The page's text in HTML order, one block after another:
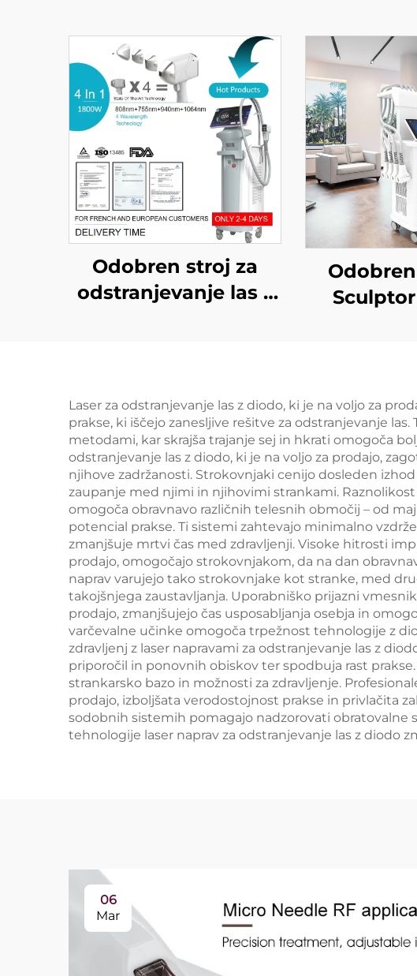
Odobren stroj za
odstranjevanje las z
W, 3000 W, 4 v 1 z
zamenljivimi
glavami, valovne
dolžine 755 nm, 808
nm, 940 nm, 1064
nm
1060
Laser za odstranjevanje las z diodo, ki je na voljo za
prakse, ki iščejo zanesljive rešitve za odstranjevanje
metodami, kar skrajša trajanje sej in hkrati omogoča
odstranjevanje las z diodo, ki je na voljo za prodajo,
njihove zadržanosti. Strokovnjaki cenijo dosleden
zaupanje med njimi in njihovimi strankami.
omogoča obravnavo različnih telesnih območij – od
potencial prakse. Ti sistemi zahtevajo minimalno
zmanjšuje mrtvi čas med zdravljenji. Visoke hitrosti
prodajo, omogočajo strokovnjakom, da na dan
naprav varujejo tako strokovnjake kot stranke, med
takojšnjega zaustavljanja. Uporabniško prijazni
prodajo, zmanjšujejo čas usposabljanja osebja in
varčevalne učinke omogoča trpežnost tehnologije z
zdravljenj z laser napravami za odstranjevanje las z
priporočil in ponovnih obiskov ter spodbuja rast
strankarsko bazo in možnosti za zdravljenje.
prodajo, izboljšata verodostojnost prakse in privlačita
sodobnih sistemih pomagajo nadzorovati obratovalne
tehnologije laser naprav za odstranjevanje las z diodo
06
Mar